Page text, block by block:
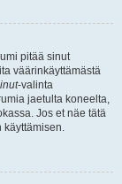
pitää sinut
väärinkäyttämästä
-valinta
jaetulta koneelta,
Jos et näe tätä
käyttämisen.